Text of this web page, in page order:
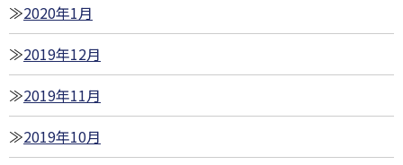
2020年1月
2019年12月
2019年11月
2019年10月